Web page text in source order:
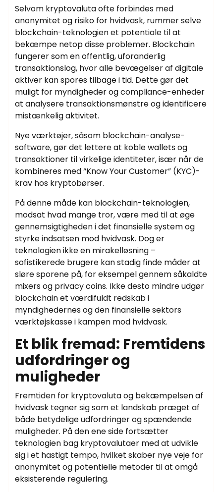
Selvom kryptovaluta ofte forbindes med
anonymitet og risiko for hvidvask, rummer selve
blockchain-teknologien et potentiale til at
bekæmpe netop disse problemer. Blockchain
fungerer som en offentlig, uforanderlig
transaktionslog, hvor alle bevægelser af digitale
aktiver kan spores tilbage i tid. Dette gør det
muligt for myndigheder og compliance-enheder
at analysere transaktionsmønstre og identificere
mistænkelig aktivitet.
Nye værktøjer, såsom blockchain-analyse-
software, gør det lettere at koble wallets og
transaktioner til virkelige identiteter, især når de
kombineres med “Know Your Customer” (KYC)-
krav hos kryptobørser.
På denne måde kan blockchain-teknologien,
modsat hvad mange tror, være med til at øge
gennemsigtigheden i det finansielle system og
styrke indsatsen mod hvidvask. Dog er
teknologien ikke en mirakelløsning –
sofistikerede brugere kan stadig finde måder at
sløre sporene på, for eksempel gennem såkaldte
mixers og privacy coins. Ikke desto mindre udgør
blockchain et værdifuldt redskab i
myndighedernes og den finansielle sektors
værktøjskasse i kampen mod hvidvask.
Et blik fremad: Fremtidens
udfordringer og
muligheder
Fremtiden for kryptovaluta og bekæmpelsen af
hvidvask tegner sig som et landskab præget af
både betydelige udfordringer og spændende
muligheder. På den ene side fortsætter
teknologien bag kryptovalutaer med at udvikle
sig i et hastigt tempo, hvilket skaber nye veje for
anonymitet og potentielle metoder til at omgå
eksisterende regulering.